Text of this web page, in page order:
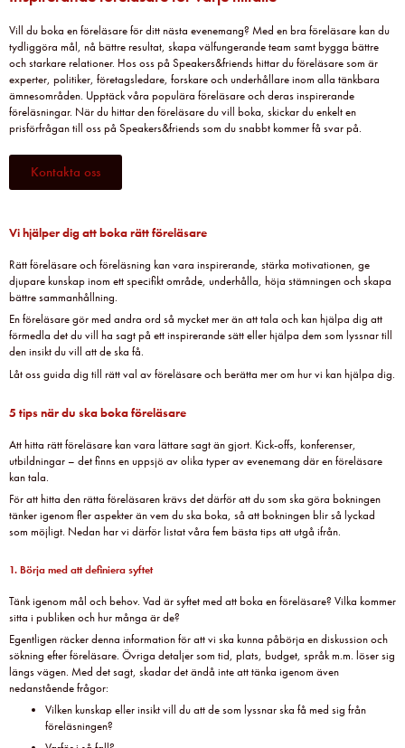
Vill du boka en föreläsare för ditt nästa evenemang? Med en bra föreläsare kan du
tydliggöra mål, nå bättre resultat, skapa välfungerande team samt bygga bättre
och starkare relationer. Hos oss på Speakers&friends hittar du föreläsare som är
experter, politiker, företagsledare, forskare och underhållare inom alla tänkbara
ämnesområden. Upptäck våra populära föreläsare och deras inspirerande
föreläsningar. När du hittar den föreläsare du vill boka, skickar du enkelt en
prisförfrågan till oss på Speakers&friends som du snabbt kommer få svar på.
Kontakta oss
Vi hjälper dig att boka rätt föreläsare
Rätt föreläsare och föreläsning kan vara inspirerande, stärka motivationen, ge
djupare kunskap inom ett specifikt område, underhålla, höja stämningen och skapa
bättre sammanhållning.
En föreläsare gör med andra ord så mycket mer än att tala och kan hjälpa dig att
förmedla det du vill ha sagt på ett inspirerande sätt eller hjälpa dem som lyssnar till
den insikt du vill att de ska få.
Låt oss guida dig till rätt val av föreläsare och berätta mer om hur vi kan hjälpa dig.
5 tips när du ska boka föreläsare
Att hitta rätt föreläsare kan vara lättare sagt än gjort. Kick-offs, konferenser,
utbildningar – det finns en uppsjö av olika typer av evenemang där en föreläsare
kan tala.
För att hitta den rätta föreläsaren krävs det därför att du som ska göra bokningen
tänker igenom fler aspekter än vem du ska boka, så att bokningen blir så lyckad
som möjligt. Nedan har vi därför listat våra fem bästa tips att utgå ifrån.
1. Börja med att definiera syftet
Tänk igenom mål och behov. Vad är syftet med att boka en föreläsare? Vilka kommer
sitta i publiken och hur många är de?
Egentligen räcker denna information för att vi ska kunna påbörja en diskussion och
sökning efter föreläsare. Övriga detaljer som tid, plats, budget, språk m.m. löser sig
längs vägen. Med det sagt, skadar det ändå inte att tänka igenom även
nedanstående frågor:
Vilken kunskap eller insikt vill du att de som lyssnar ska få med sig från
föreläsningen?